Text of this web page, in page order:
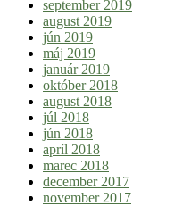
september 2019
august 2019
jún 2019
máj 2019
január 2019
október 2018
august 2018
júl 2018
jún 2018
apríl 2018
marec 2018
december 2017
november 2017